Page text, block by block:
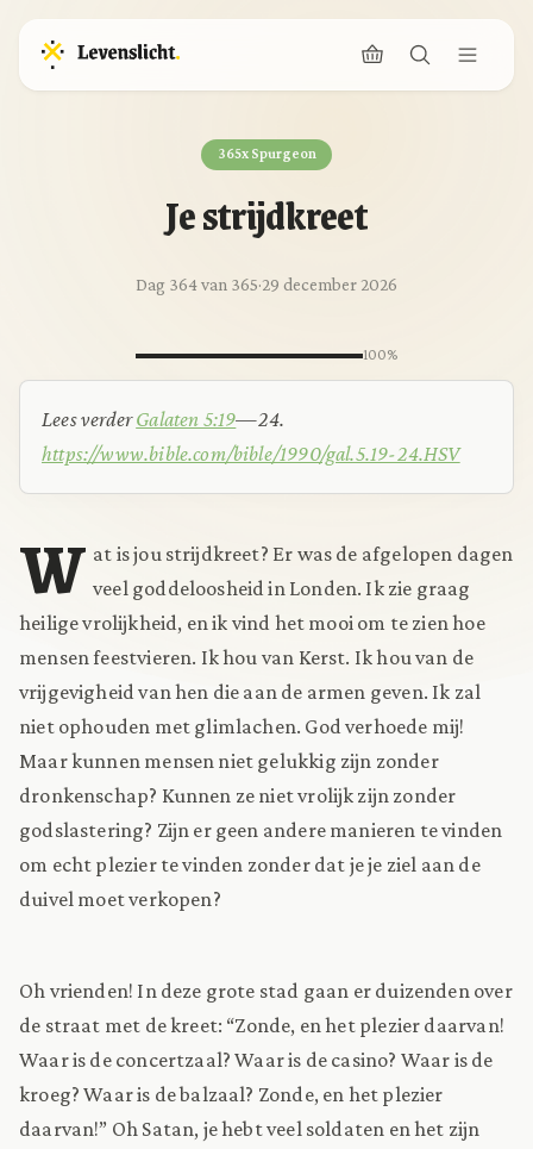
365x Spurgeon
Je strijdkreet
Dag 364 van 365·29 december 2026
100%
Lees verderGalaten 5:19—24.
https://www.bible.com/bible/1990/gal.5.19-24.HSV
W at is jou strijdkreet? Er was de afgelopen dagen
veel goddeloosheid in Londen. Ik zie graag
heilige vrolijkheid, en ik vind het mooi om te zien hoe
mensen feestvieren. Ik hou van Kerst. Ik hou van de
vrijgevigheid van hen die aan de armen geven. Ik zal
niet ophouden met glimlachen. God verhoede mij!
Maar kunnen mensen niet gelukkig zijn zonder
dronkenschap? Kunnen ze niet vrolijk zijn zonder
godslastering? Zijn er geen andere manieren te vinden
om echt plezier te vinden zonder dat je je ziel aan de
duivel moet verkopen?
Oh vrienden! In deze grote stad gaan er duizenden over
de straat met de kreet: “Zonde, en het plezier daarvan!
Waar is de concertzaal? Waar is de casino? Waar is de
kroeg? Waar is de balzaal? Zonde, en het plezier
daarvan!” Oh Satan, je hebt veel soldaten en het zijn